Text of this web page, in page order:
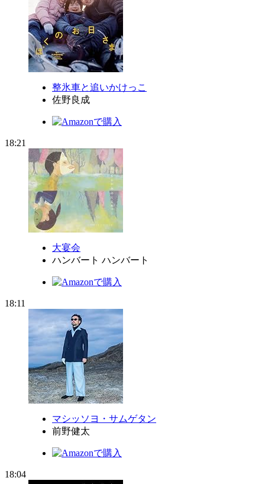
整氷車と追いかけっこ
佐野良成
18:21
大宴会
ハンバート ハンバート
18:11
マシッソヨ・サムゲタン
前野健太
18:04